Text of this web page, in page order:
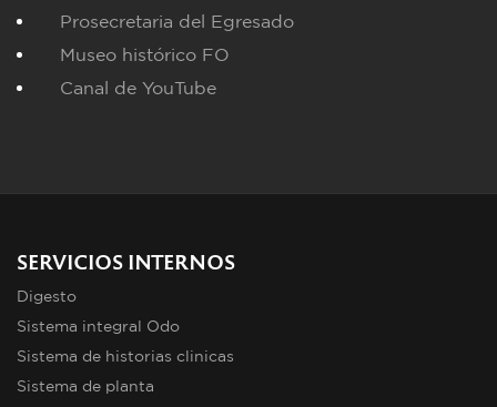
Prosecretaria del Egresado
Museo histórico FO
Canal de YouTube
SERVICIOS INTERNOS
Digesto
Sistema integral Odo
Sistema de historias clinicas
Sistema de planta